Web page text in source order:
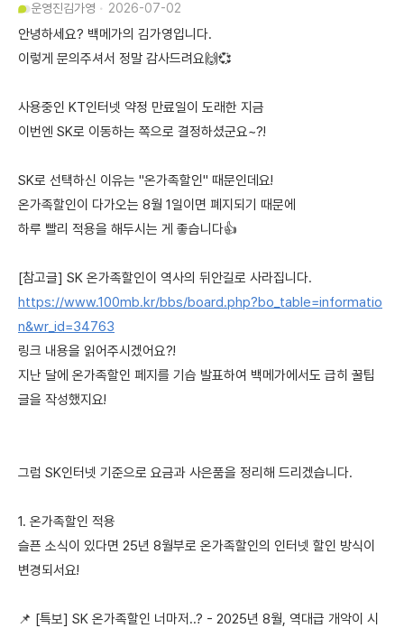
운영진김가영 2026-07-02
안녕하세요? 백메가의 김가영입니다.
이렇게 문의주셔서 정말 감사드려요🙌💞
사용중인 KT인터넷 약정 만료일이 도래한 지금
이번엔 SK로 이동하는 쪽으로 결정하셨군요~?!
SK로 선택하신 이유는 "온가족할인" 때문인데요!
온가족할인이 다가오는 8월 1일이면 폐지되기 때문에
하루 빨리 적용을 해두시는 게 좋습니다👍
[참고글] SK 온가족할인이 역사의 뒤안길로 사라집니다.
https://www.100mb.kr/bbs/board.php?bo_table=informatio
n&wr_id=34763
링크 내용을 읽어주시겠어요?!
지난 달에 온가족할인 페지를 기습 발표하여 백메가에서도 급히 꿀팁
글을 작성했지요!
그럼 SK인터넷 기준으로 요금과 사은품을 정리해 드리겠습니다.
1. 온가족할인 적용
슬픈 소식이 있다면 25년 8월부로 온가족할인의 인터넷 할인 방식이
변경되서요!
📌 [특보] SK 온가족할인 너마저..? - 2025년 8월, 역대급 개악이 시